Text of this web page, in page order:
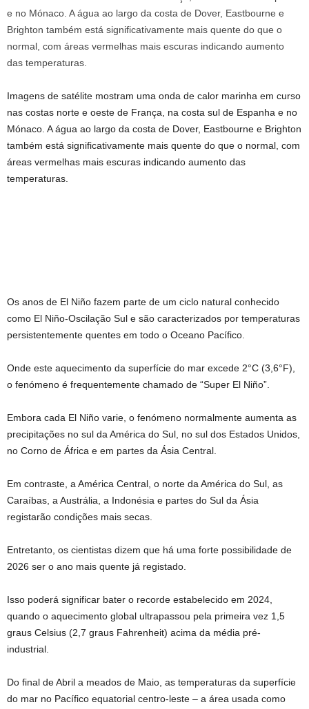
Imagens de satélite mostram uma onda de calor marinha em curso
nas costas norte e oeste de França, na costa sul de Espanha e no
Mónaco. A água ao largo da costa de Dover, Eastbourne e Brighton
também está significativamente mais quente do que o normal, com
áreas vermelhas mais escuras indicando aumento das
temperaturas.
Os anos de El Niño fazem parte de um ciclo natural conhecido
como El Niño-Oscilação Sul e são caracterizados por temperaturas
persistentemente quentes em todo o Oceano Pacífico.
Onde este aquecimento da superfície do mar excede 2°C (3,6°F),
o fenómeno é frequentemente chamado de “Super El Niño”.
Embora cada El Niño varie, o fenómeno normalmente aumenta as
precipitações no sul da América do Sul, no sul dos Estados Unidos,
no Corno de África e em partes da Ásia Central.
Em contraste, a América Central, o norte da América do Sul, as
Caraíbas, a Austrália, a Indonésia e partes do Sul da Ásia
registarão condições mais secas.
Entretanto, os cientistas dizem que há uma forte possibilidade de
2026 ser o ano mais quente já registado.
Isso poderá significar bater o recorde estabelecido em 2024,
quando o aquecimento global ultrapassou pela primeira vez 1,5
graus Celsius (2,7 graus Fahrenheit) acima da média pré-
industrial.
Do final de Abril a meados de Maio, as temperaturas da superfície
do mar no Pacífico equatorial centro-leste – a área usada como